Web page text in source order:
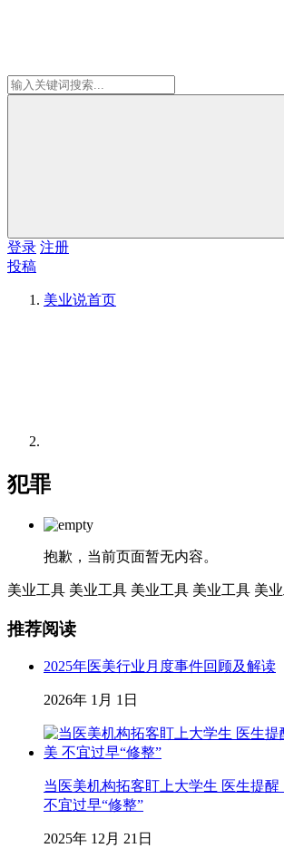
登录 注册
投稿
美业说首页
犯罪
抱歉，当前页面暂无内容。
美业工具 美业工具 美业工具 美业工具 美
推荐阅读
2025年医美行业月度事件回顾及解读
2026年 1月 1日
当医美机构拓客盯上大学生 医生提
不宜过早“修整”
2025年 12月 21日